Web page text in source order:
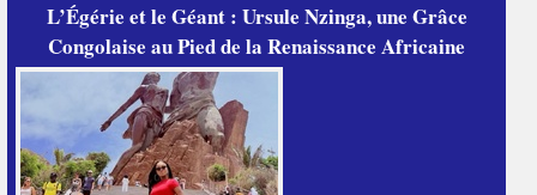
L’Égérie et le Géant : Ursule Nzinga, une Grâce
Congolaise au Pied de la Renaissance Africaine